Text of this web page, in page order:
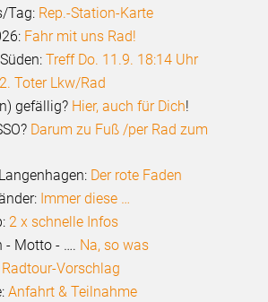
Tag: Rep.-Station-Karte
Fahr mit uns Rad!
Treff Do. 11.9. 18:14 Uhr
2. Toter Lkw/Rad
gefällig? Hier, auch für Dich!
Darum zu Fuß /per Rad zum
Der rote Faden
Immer diese …
2 x schnelle Infos
- Motto - …. Na, so was
Radtour-Vorschlag
Anfahrt & Teilnahme